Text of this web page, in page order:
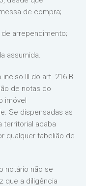
de compra;
arrependimento;
assumida.
III do art. 216-B
de notas do
imóvel
Se dispensadas as
territorial acaba
qualquer tabelião de
notário não se
que a diligência